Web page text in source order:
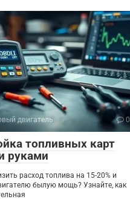
двигатель 0
топливных карт
руками
расход топлива на 15-20% и
былую мощь? Узнайте, как